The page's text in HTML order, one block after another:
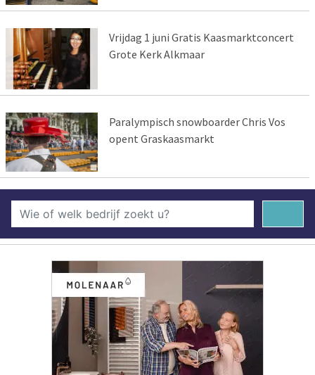
Vrijdag 1 juni Gratis Kaasmarktconcert
Grote Kerk Alkmaar
Paralympisch snowboarder Chris Vos
opent Graskaasmarkt